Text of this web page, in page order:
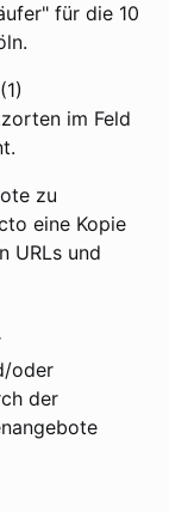
für die 10
im Feld
zu
eine Kopie
URLs und
oder
der